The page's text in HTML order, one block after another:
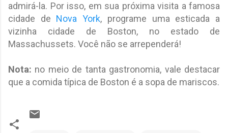
admirá-la. Por isso, em sua próxima visita a famosa
cidade de Nova York, programe uma esticada a
vizinha cidade de Boston, no estado de
Massachussets. Você não se arrependerá!
Nota: no meio de tanta gastronomia, vale destacar
que a comida típica de Boston é a sopa de mariscos.